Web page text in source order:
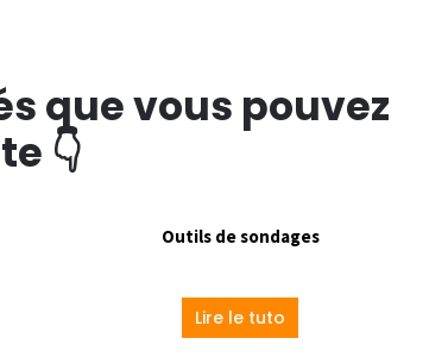
que vous pouvez
👇
Outils de sondages
Lire le tuto